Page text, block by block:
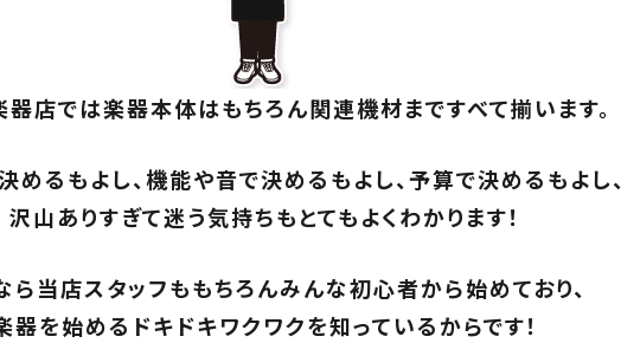
器店では楽器本体はもちろん関連機材まですべて揃います。
めるもよし、機能や音で決めるもよし、予算で決めるもよし、
沢山ありすぎて迷う気持ちもとてもよくわかります！
ら当店スタッフももちろんみんな初心者から始めており、
器を始めるドキドキワクワクを知っているからです！